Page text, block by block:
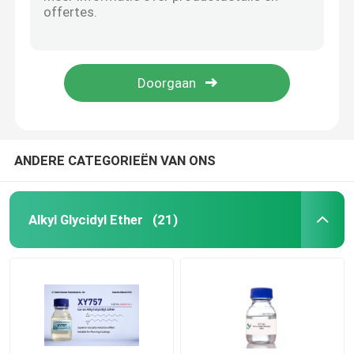
Phenyl Glycidyl Ether
CAS 28768 32 3
Allyl Glycidyl Ether
De gehydrogeneerde epoxyhars van Bisphenol A
ANDERE CATEGORIEËN VAN ONS
Alkyl Glycidyl Ether (21)